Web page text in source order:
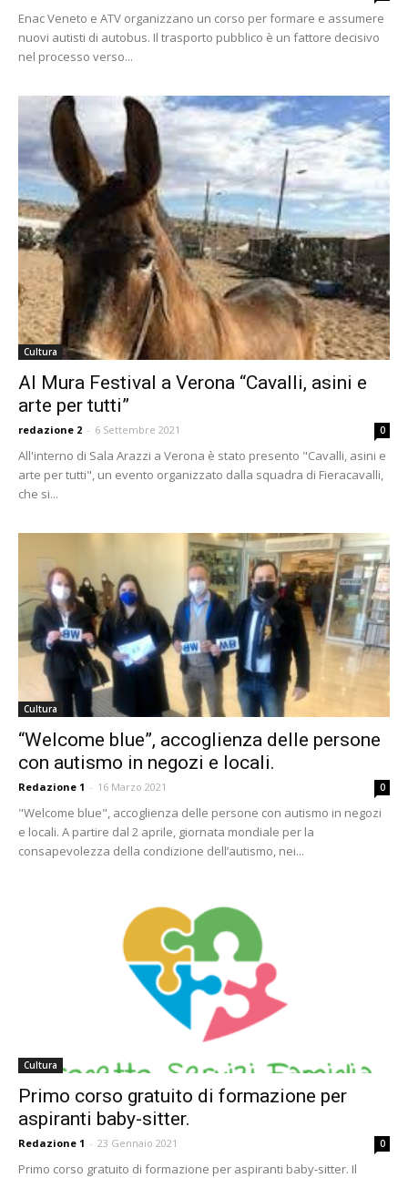
Enac Veneto e ATV organizzano un corso per formare e assumere
nuovi autisti di autobus. Il trasporto pubblico è un fattore decisivo
nel processo verso...
Cultura
Al Mura Festival a Verona “Cavalli, asini e
arte per tutti”
redazione 2 - 6 Settembre 2021 0
All'interno di Sala Arazzi a Verona è stato presento "Cavalli, asini e
arte per tutti", un evento organizzato dalla squadra di Fieracavalli,
che si...
Cultura
“Welcome blue”, accoglienza delle persone
con autismo in negozi e locali.
Redazione 1 - 16 Marzo 2021 0
"Welcome blue", accoglienza delle persone con autismo in negozi
e locali. A partire dal 2 aprile, giornata mondiale per la
consapevolezza della condizione dell’autismo, nei...
Cultura
Primo corso gratuito di formazione per
aspiranti baby-sitter.
Redazione 1 - 23 Gennaio 2021 0
Primo corso gratuito di formazione per aspiranti baby-sitter. Il